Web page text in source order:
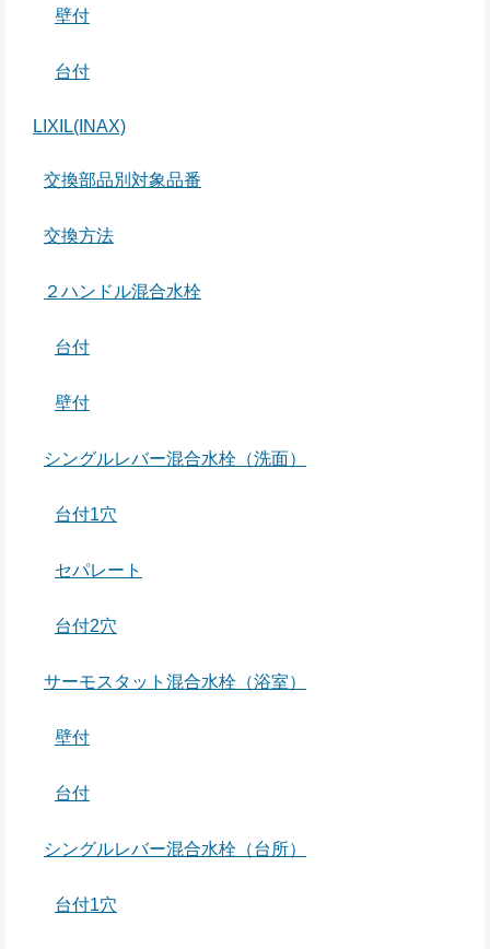
壁付
台付
LIXIL(INAX)
交換部品別対象品番
交換方法
２ハンドル混合水栓
台付
壁付
シングルレバー混合水栓（洗面）
台付1穴
セパレート
台付2穴
サーモスタット混合水栓（浴室）
壁付
台付
シングルレバー混合水栓（台所）
台付1穴